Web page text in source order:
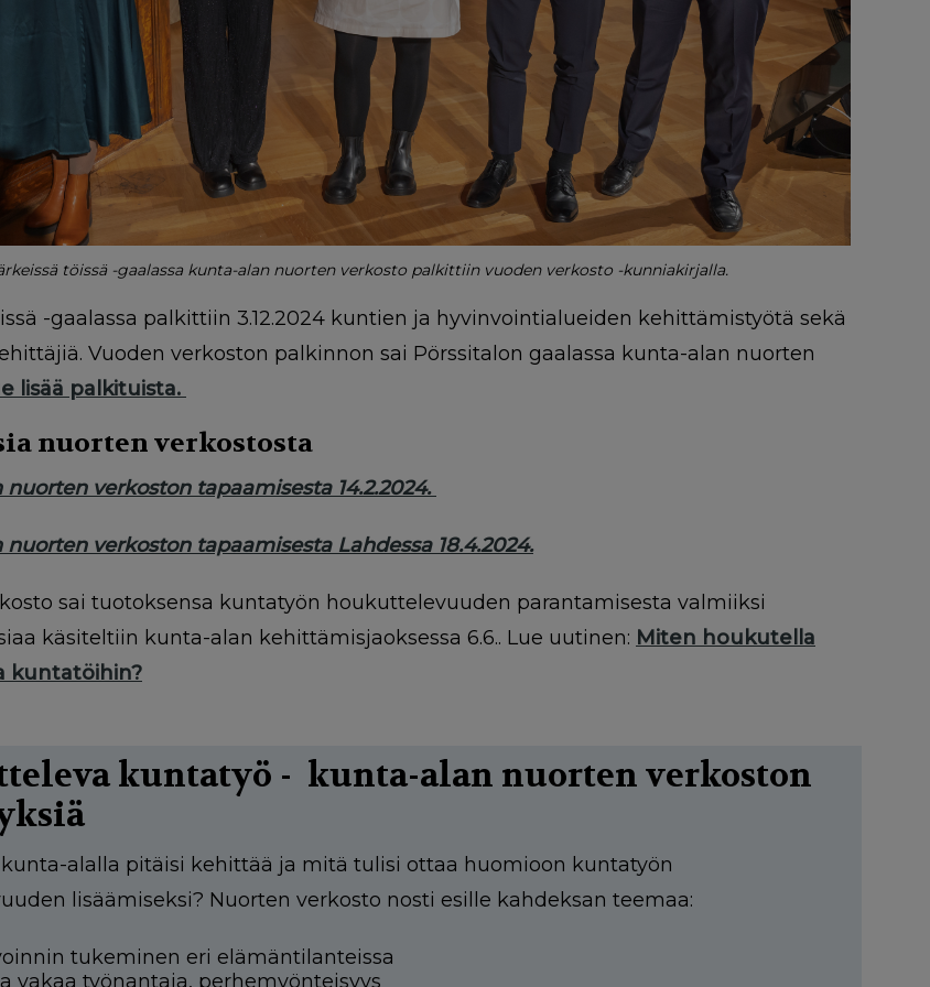
töissä -gaalassa kunta-alan nuorten verkosto palkittiin vuoden verkosto -kunniakirjalla.
-gaalassa palkittiin 3.12.2024 kuntien ja hyvinvointialueiden kehittämistyötä sekä
Vuoden verkoston palkinnon sai Pörssitalon gaalassa kunta-alan nuorten
lisää palkituista.
nuorten verkostosta
verkoston tapaamisesta 14.2.2024.
verkoston tapaamisesta Lahdessa 18.4.2024.
sai tuotoksensa kuntatyön houkuttelevuuden parantamisesta valmiiksi
käsiteltiin kunta-alan kehittämisjaoksessa 6.6.. Lue uutinen: Miten houkutella
kuntatöihin?
kuntatyö - kunta-alan nuorten verkoston
alalla pitäisi kehittää ja mitä tulisi ottaa huomioon kuntatyön
lisäämiseksi? Nuorten verkosto nosti esille kahdeksan teemaa:
tukeminen eri elämäntilanteissa
vakaa työnantaja, perhemyönteisyys